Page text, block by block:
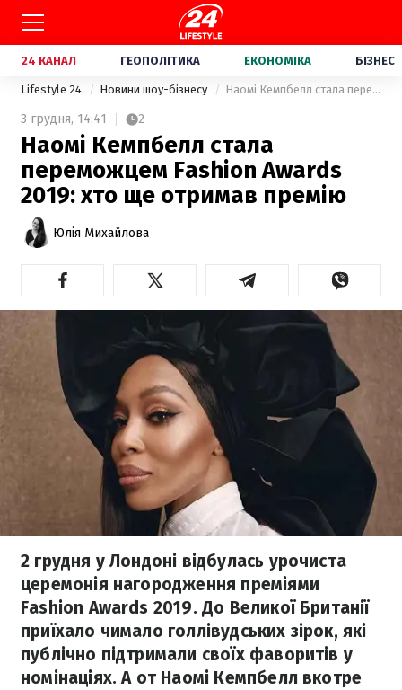
24 КАНАЛ ГЕОПОЛІТИКА ЕКОНОМІКА БІЗНЕС
Lifestyle 24 Новини шоу-бізнесу Наомі Кемпбелл стала переможцем Fashion Awards 2019: хто ще отримав премію
3 грудня, 14:41 2
Наомі Кемпбелл стала
переможцем Fashion Awards
2019: хто ще отримав премію
Юлія Михайлова
2 грудня у Лондоні відбулась урочиста
церемонія нагородження преміями
Fashion Awards 2019. До Великої Британії
приїхало чимало голлівудських зірок, які
публічно підтримали своїх фаворитів у
номінаціях. А от Наомі Кемпбелл вкотре